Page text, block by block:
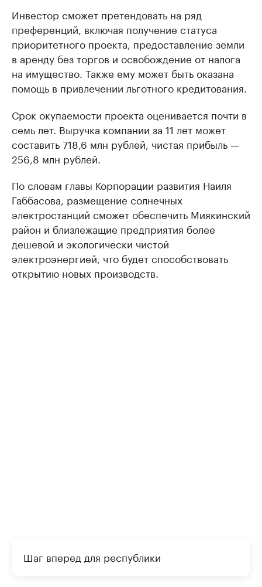
Инвестор сможет претендовать на ряд
преференций, включая получение статуса
приоритетного проекта, предоставление земли
в аренду без торгов и освобождение от налога
на имущество. Также ему может быть оказана
помощь в привлечении льготного кредитования.
Срок окупаемости проекта оценивается почти в
семь лет. Выручка компании за 11 лет может
составить 718,6 млн рублей, чистая прибыль —
256,8 млн рублей.
По словам главы Корпорации развития Наиля
Габбасова, размещение солнечных
электростанций сможет обеспечить Миякинский
район и близлежащие предприятия более
дешевой и экологически чистой
электроэнергией, что будет способствовать
открытию новых производств.
Шаг вперед для республики